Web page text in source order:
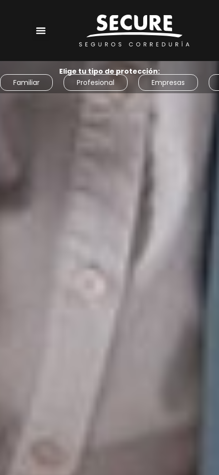
Elige tu tipo de protección:
Familiar
Profesional Empresas